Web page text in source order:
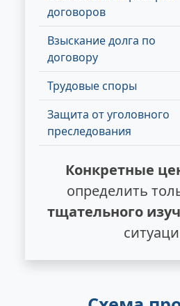
договоров
Взыскание долга по
договору
Трудовые споры
Защита от уголовного
преследования
Конкретные
определить
тщательного